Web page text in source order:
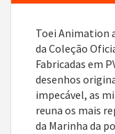
Toei Animation
da Coleção
Fabricadas em
desenhos
impecável, as
reuna os mais
da Marinha da